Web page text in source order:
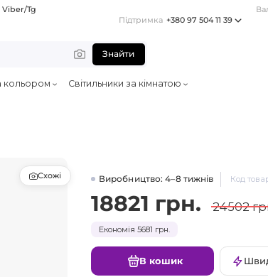
Viber/Tg
Підтримка +380 97 504 11 39
Знайти
кольором Світильники за кімнатою
Схожі Виробництво: 4–8 тижнів Код
18821 грн. 24502
Економія 5681 грн.
В кошик